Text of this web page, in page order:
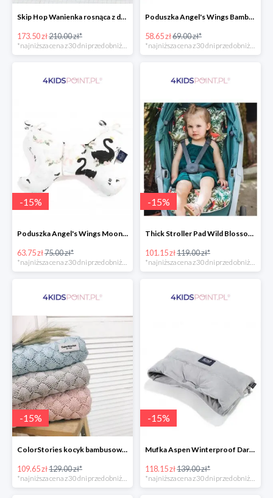
Skip Hop Wanienka rosnąca z dzieckiem Wielorybek
173.50 zł210.00 zł*
*najniższa cena z 30 dni przed obniżką
Poduszka Angel's Wings Bamboo Yoga candy sloths La Millou -15%
58.65 zł69.00 zł*
*najniższa cena z 30 dni przed obniżką
-15%
Poduszka Angel's Wings Moonlight Swan Powder Pink La Millou -15%
63.75 zł75.00 zł*
-15%
Thick Stroller Pad Wild Blossom Powder Pink Velvet Collection La Millou -15%
101.15 zł119.00 zł*
-15%
ColorStories kocyk bambusowy soft bamboo jasny szary -15%
109.65 zł129.00 zł*
*najniższa cena z 30 dni przed obniżką
-15%
Mufka Aspen Winterproof Dark Grey La Millou -15%
118.15 zł139.00 zł*
*najniższa cena z 30 dni przed obniżką